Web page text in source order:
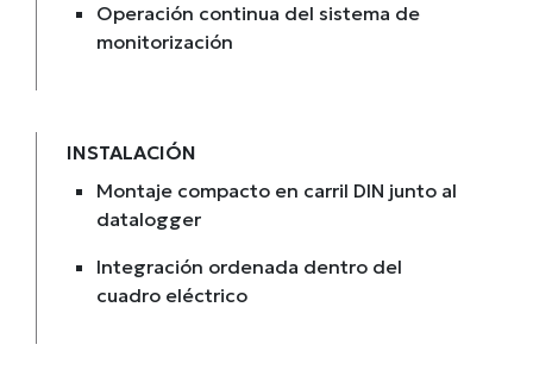
Operación continua del sistema de
monitorización
INSTALACIÓN
Montaje compacto en carril DIN junto al
datalogger
Integración ordenada dentro del
cuadro eléctrico